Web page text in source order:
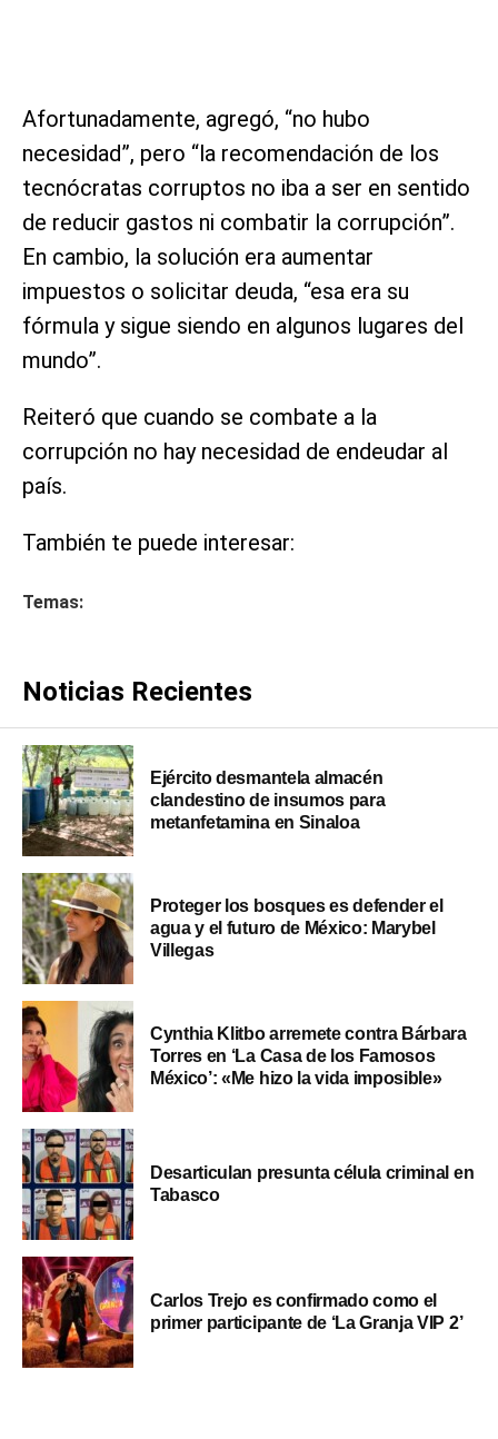
Afortunadamente, agregó, “no hubo
necesidad”, pero “la recomendación de los
tecnócratas corruptos no iba a ser en sentido
de reducir gastos ni combatir la corrupción”.
En cambio, la solución era aumentar
impuestos o solicitar deuda, “esa era su
fórmula y sigue siendo en algunos lugares del
mundo”.
Reiteró que cuando se combate a la
corrupción no hay necesidad de endeudar al
país.
También te puede interesar:
Temas:
Noticias Recientes
Ejército desmantela almacén
clandestino de insumos para
metanfetamina en Sinaloa
Proteger los bosques es defender el
agua y el futuro de México: Marybel
Villegas
Cynthia Klitbo arremete contra Bárbara
Torres en ‘La Casa de los Famosos
México’: «Me hizo la vida imposible»
Desarticulan presunta célula criminal en
Tabasco
Carlos Trejo es confirmado como el
primer participante de ‘La Granja VIP 2’